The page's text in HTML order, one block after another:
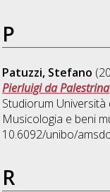
P
Patuzzi, Stefano
Pierluigi da Palestrina
Studiorum
Musicologia e beni
10.6092/unibo/
R